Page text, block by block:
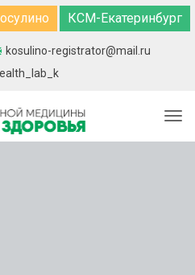
КСМ-Екатеринбург
kosulino-registrator@mail.ru